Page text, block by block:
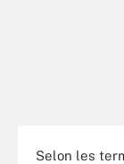
Selon les